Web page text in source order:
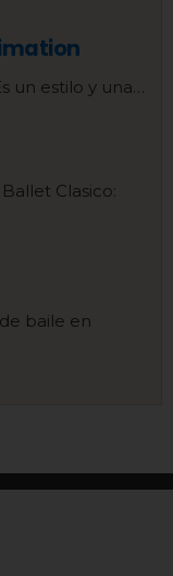
un estilo y una…
Clasico:
baile en